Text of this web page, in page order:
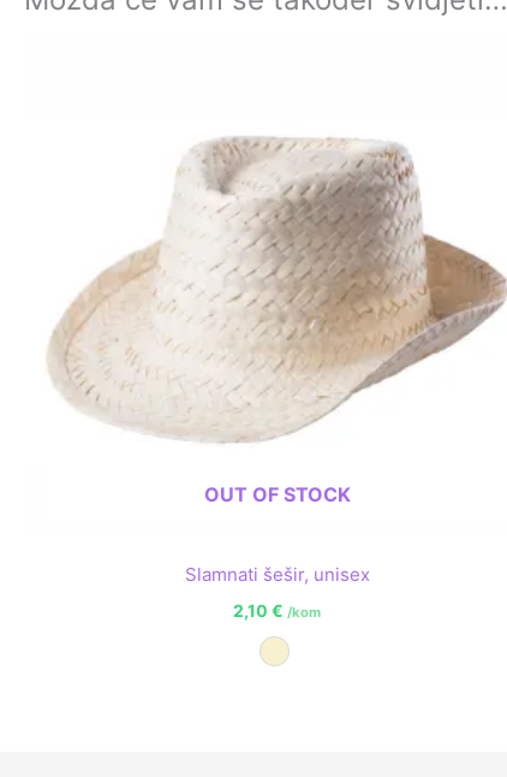
OUT OF STOCK
Slamnati šešir, unisex
2,10€ /kom
Prirodna